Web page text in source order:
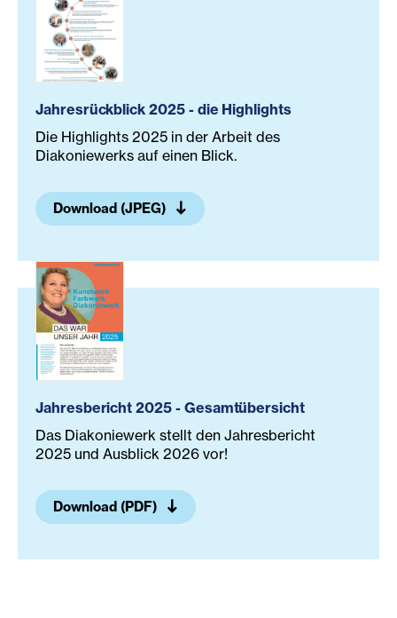
Jahresrückblick 2025 - die Highlights
Die Highlights 2025 in der Arbeit des
Diakoniewerks auf einen Blick.
Download (JPEG)
Jahresbericht 2025 - Gesamtübersicht
Das Diakoniewerk stellt den Jahresbericht
2025 und Ausblick 2026 vor!
Download (PDF)